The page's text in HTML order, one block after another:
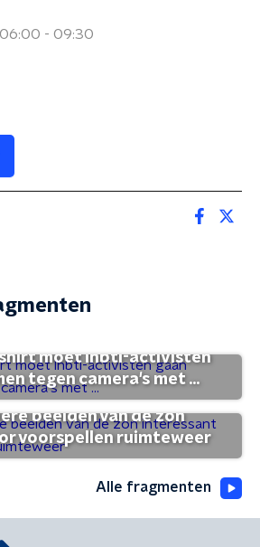
06:00 - 09:30
moet lhbti-activisten
tegen camera's met ...
beelden van de zon
voorspellen ruimteweer
Alle fragmenten